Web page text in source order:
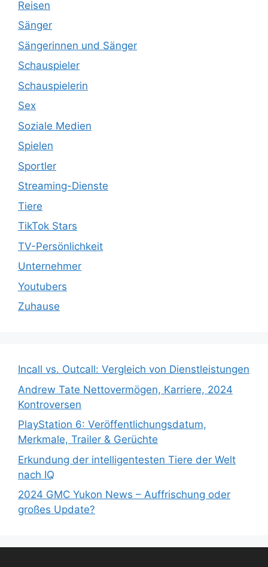
Reisen
Sänger
Sängerinnen und Sänger
Schauspieler
Schauspielerin
Sex
Soziale Medien
Spielen
Sportler
Streaming-Dienste
Tiere
TikTok Stars
TV-Persönlichkeit
Unternehmer
Youtubers
Zuhause
Incall vs. Outcall: Vergleich von Dienstleistungen
Andrew Tate Nettovermögen, Karriere, 2024
Kontroversen
PlayStation 6: Veröffentlichungsdatum,
Merkmale, Trailer & Gerüchte
Erkundung der intelligentesten Tiere der Welt
nach IQ
2024 GMC Yukon News – Auffrischung oder
großes Update?